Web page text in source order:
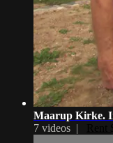
Maarup Kirke.
7 videos |